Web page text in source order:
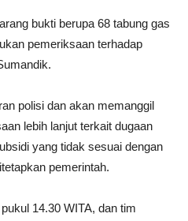
bukti berupa 68 tabung gas
pemeriksaan terhadap
polisi dan akan memanggil
lebih lanjut terkait dugaan
yang tidak sesuai dengan
pemerintah.
14.30 WITA, dan tim